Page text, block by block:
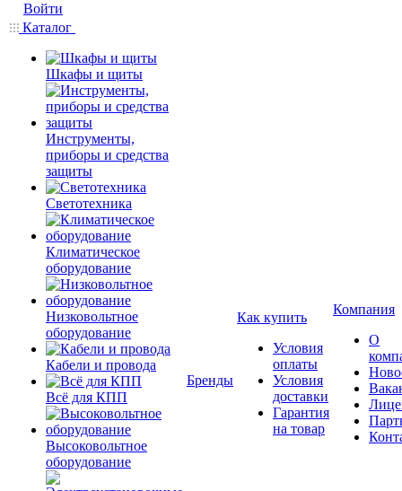
Войти
Каталог
Шкафы и щиты
Инструменты,
приборы и средства
защиты
Светотехника
Климатическое
оборудование
Низковольтное
оборудование
Кабели и провода
Всё для КПП
Высоковольтное
оборудование
Бренды
Как купить
Условия
оплаты
Условия
доставки
Гарантия
на товар
Компания
О